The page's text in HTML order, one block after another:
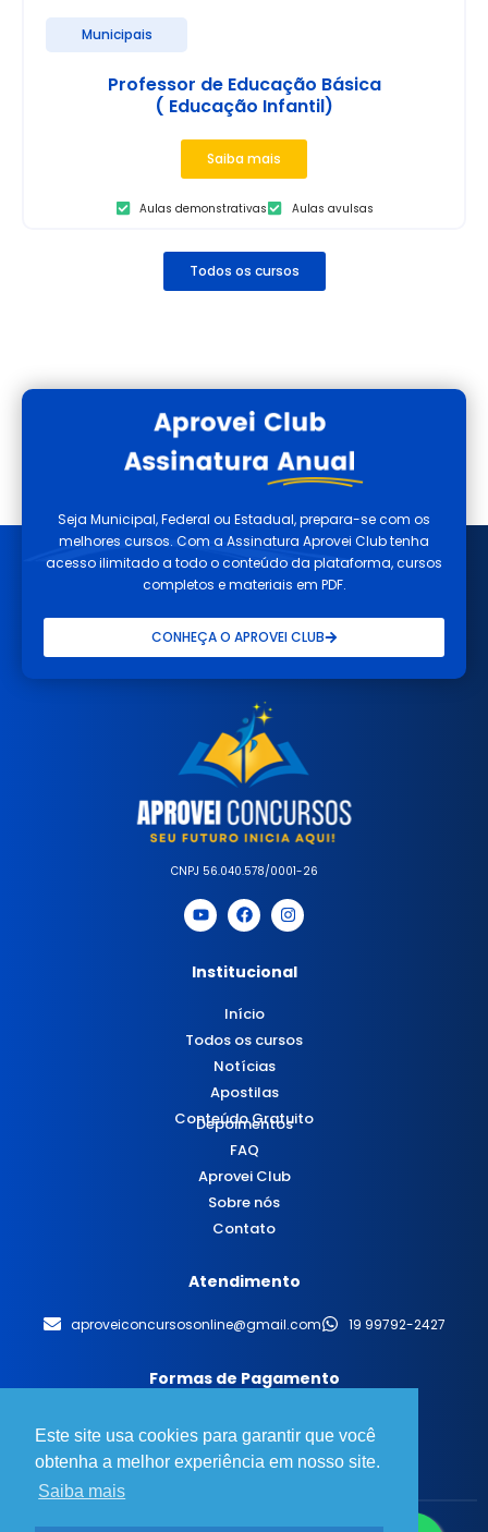
Este site usa cookies para garantir que você
obtenha a melhor experiência em nosso site.
Saiba mais
Municipais
Professor de Educação Básica
( Educação Infantil)
Saiba mais
Aulas demonstrativas Aulas avulsas
Todos os cursos
Seja Municipal, Federal ou Estadual, prepara-se com os
melhores cursos. Com a Assinatura Aprovei Club tenha
acesso ilimitado a todo o conteúdo da plataforma, cursos
completos e materiais em PDF.
CONHEÇA O APROVEI CLUB
CNPJ 56.040.578/0001-26
Institucional
Início
Todos os cursos
Notícias
Apostilas
Conteúdo Gratuito
Depoimentos
FAQ
Aprovei Club
Sobre nós
Contato
Atendimento
aproveiconcursosonline@gmail.com 19 99792-2427
Formas de Pagamento